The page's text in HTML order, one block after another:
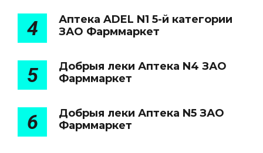
4
Аптека ADEL N1 5-й категории
ЗАО Фарммаркет
5
Добрыя леки Аптека N4 ЗАО
Фарммаркет
6
Добрыя леки Аптека N5 ЗАО
Фарммаркет